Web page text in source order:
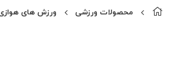
محصولات ورزشی ورزش های